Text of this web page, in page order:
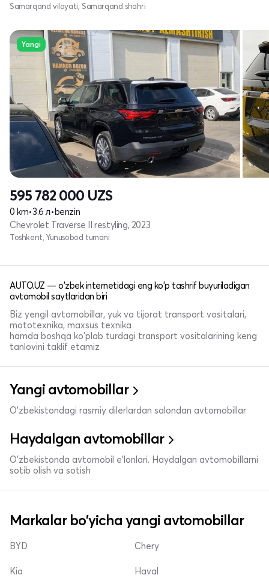
Samarqand viloyati, Samarqand shahri
Yangi
595 782 000 UZS
0 km•3.6 л•benzin
Chevrolet Traverse II restyling, 2023
Toshkent, Yunusobod tumani
AUTO.UZ — o'zbek internetidagi eng ko'p tashrif buyuriladigan
avtomobil saytlaridan biri
Biz yengil avtomobillar, yuk va tijorat transport vositalari,
mototexnika, maxsus texnika
hamda boshqa ko'plab turdagi transport vositalarining keng
tanlovini taklif etamiz
Yangi avtomobillar
O'zbekistondagi rasmiy dilerlardan salondan avtomobillar
Haydalgan avtomobillar
O'zbekistonda avtomobil e’lonlari. Haydalgan avtomobillarni
sotib olish va sotish
Markalar bo'yicha yangi avtomobillar
BYD
Kia
Chery
Haval